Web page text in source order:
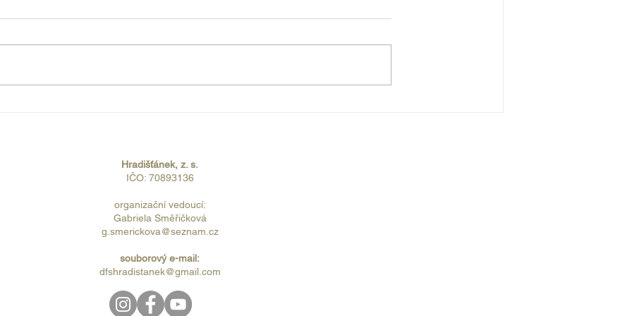
Hradišťánek, z. s.
IČO: 70893136
organizační vedoucí:
Gabriela Směřičková
g.smerickova@seznam.cz
souborový e-mail:
dfshradistanek@gmail.com